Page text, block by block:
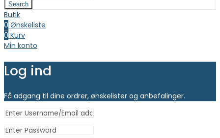
Search
Butik
0 Ønskeliste
0 Kurv
Min konto
Log ind
Få adgang til dine ordrer, ønskelister og anbefalinger.